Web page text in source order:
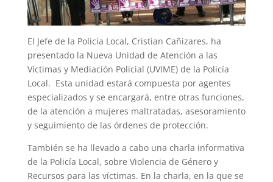
El Jefe de la Policía Local, Cristian Cañizares, ha
presentado la Nueva Unidad de Atención a las
Víctimas y Mediación Policial (UVIME) de la Policía
Local. Esta unidad estará compuesta por agentes
especializados y se encargará, entre otras funciones,
de la atención a mujeres maltratadas, asesoramiento
y seguimiento de las órdenes de protección.
También se ha llevado a cabo una charla informativa
de la Policía Local, sobre Violencia de Género y
Recursos para las víctimas. En la charla, en la que se